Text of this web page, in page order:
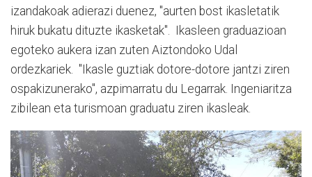
izandakoak adierazi duenez, "aurten bost ikasletatik
hiruk bukatu dituzte ikasketak". Ikasleen graduazioan
egoteko aukera izan zuten Aiztondoko Udal
ordezkariek. "Ikasle guztiak dotore-dotore jantzi ziren
ospakizunerako", azpimarratu du Legarrak. Ingeniaritza
zibilean eta turismoan graduatu ziren ikasleak.